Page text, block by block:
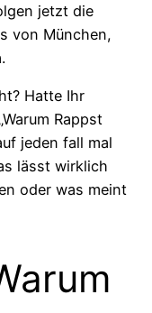
jetzt die
von München,
Hatte Ihr
Rappst
jeden fall mal
lässt wirklich
oder was meint